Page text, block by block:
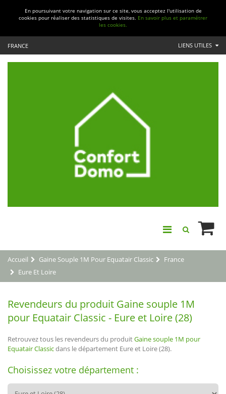
En poursuivant votre navigation sur ce site, vous acceptez l'utilisation de
cookies pour réaliser des statistiques de visites. En savoir plus et paramétrer
les cookies.
FRANCE LIENS UTILES
Accueil Gaine Souple 1M Pour Equatair Classic
France
Eure Et Loire
Revendeurs du produit Gaine souple 1M
pour Equatair Classic - Eure et Loire (28)
Retrouvez tous les revendeurs du produitGaine souple 1M pour
Equatair Classicdans le département Eure et Loire (28).
Choisissez votre département :